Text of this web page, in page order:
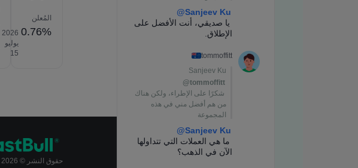
المُعلن
0.76%
2026‎
يوليو
‎15
حقوق النشر © 2026 FastBull Ltd